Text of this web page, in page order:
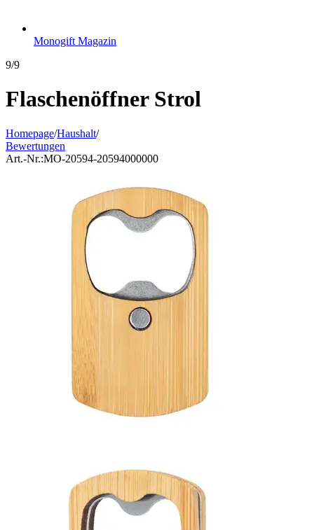
Monogift Magazin
9/9
Flaschenöffner Strol
Homepage/Haushalt/
Bewertungen
Art.-Nr.:MO-20594-20594000000